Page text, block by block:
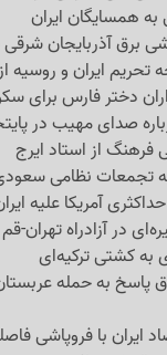
به همسایگان ایران
برق آذربایجان شرقی فردا
تحریم ایران و روسیه
دختر فارس برای
صدای مهیب در
فرهنگ از استاد ایرج
تجمعات نظامی
آمریکا علیه
در آزادراه تهران-قم
به کشتی ترکیه‌ای
پاسخ به حمله
ایران با فروپاشی